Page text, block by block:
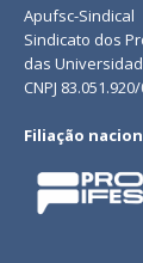
Apufsc-Sindical
Sindicato dos
das
CNPJ
Filiação